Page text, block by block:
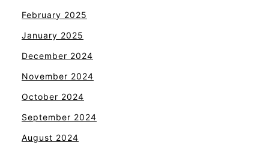
February 2025
January 2025
December 2024
November 2024
October 2024
September 2024
August 2024